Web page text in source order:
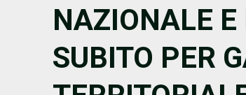
NAZIONALE E
SUBITO PER